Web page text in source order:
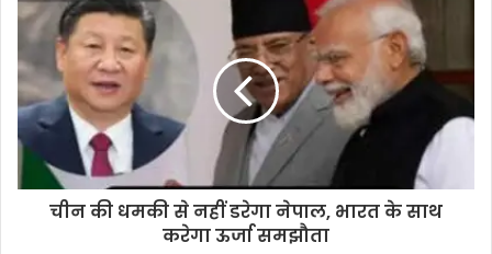
चीन की धमकी से नहीं डरेगा नेपाल, भारत के साथ
करेगा ऊर्जा समझौता